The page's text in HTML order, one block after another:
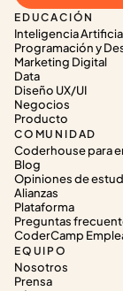
EDUCACIÓN
Inteligencia
Programación y
Marketing Digital
Data
Diseño UX/UI
Negocios
Producto
COMUNIDAD
Coderhouse para
Blog
Opiniones de
Alianzas
Plataforma
Preguntas
CoderCamp
EQUIPO
Nosotros
Prensa